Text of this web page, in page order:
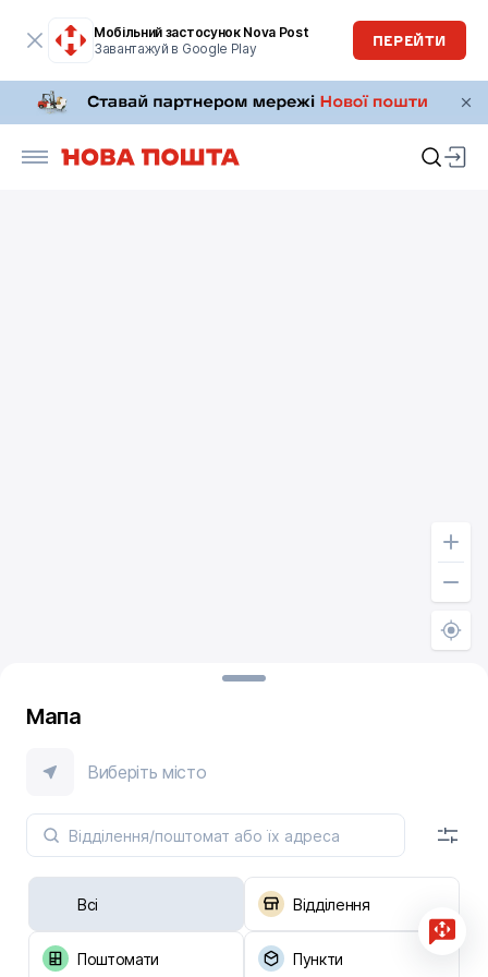
Мобільний застосунок Nova Post
Завантажуй в Google Play
ПЕРЕЙТИ
Мапа
Виберіть місто
Всі Відділення
Поштомати Пункти